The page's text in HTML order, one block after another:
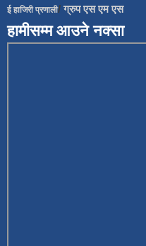
ई हाजिरी प्रणाली/ग्रुप एस एम एस
हामीसम्म आउने नक्सा